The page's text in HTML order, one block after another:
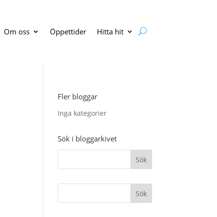
Om oss Öppettider Hitta hit
Fler bloggar
Inga kategorier
Sök i bloggarkivet